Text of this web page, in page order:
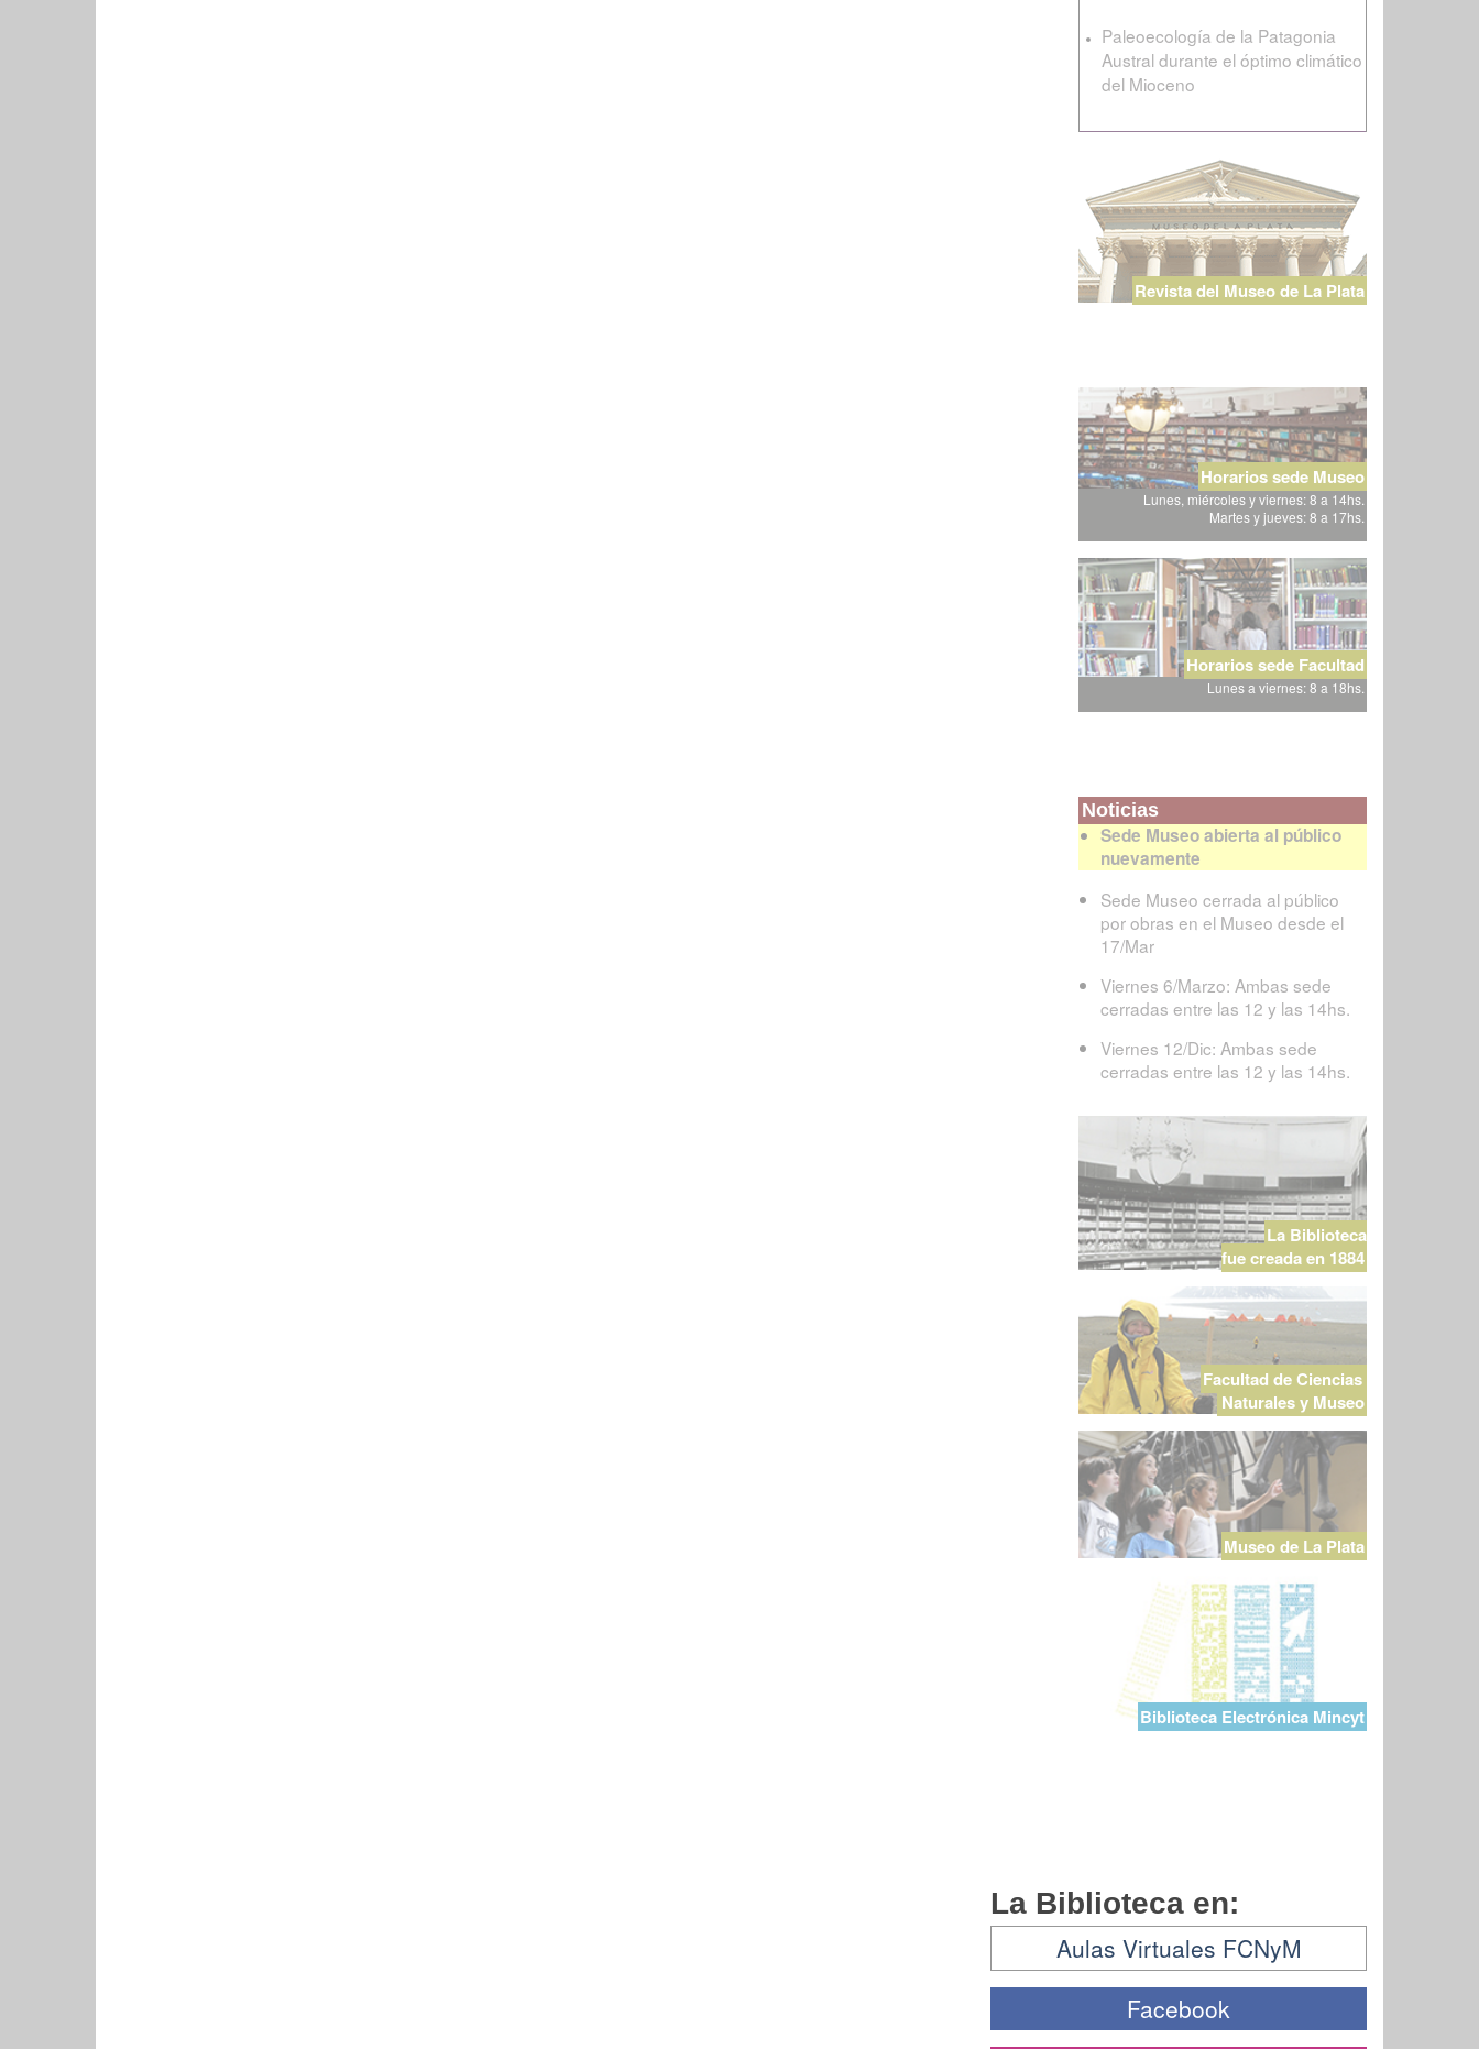
Paleoecología de la Patagonia
Austral durante el óptimo climático
del Mioceno
Revista del Museo de La Plata
Horarios sede Museo
Lunes, miércoles y viernes: 8 a 14hs.
Martes y jueves: 8 a 17hs.
Horarios sede Facultad
Lunes a viernes: 8 a 18hs.
Noticias
Sede Museo abierta al público
nuevamente
Sede Museo cerrada al público
por obras en el Museo desde el
17/Mar
Viernes 6/Marzo: Ambas sede
cerradas entre las 12 y las 14hs.
Viernes 12/Dic: Ambas sede
cerradas entre las 12 y las 14hs.
La Biblioteca
fue creada en 1884
Facultad de Ciencias
Naturales y Museo
Museo de La Plata
Biblioteca Electrónica Mincyt
La Biblioteca en:
Aulas Virtuales FCNyM
Facebook